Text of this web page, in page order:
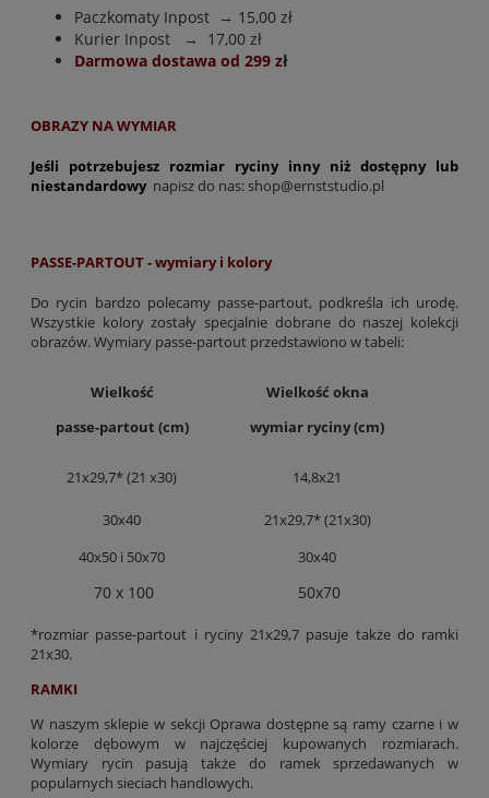
Paczkomaty Inpost → 15,00 zł
Kurier Inpost → 17,00 zł
Darmowa dostawa od 299 zł
OBRAZY NA WYMIAR
Jeśli potrzebujesz rozmiar ryciny inny niż dostępny lub
niestandardowy napisz do nas:shop@ernststudio.pl
PASSE-PARTOUT - wymiary i kolory
Do rycin bardzo polecamy passe-partout, podkreśla ich urodę.
Wszystkie kolory zostały specjalnie dobrane do naszej kolekcji
obrazów. Wymiary passe-partout przedstawiono w tabeli:
Wielkość
passe-partout (cm)
Wielkość okna
wymiar ryciny (cm)
21x29,7* (21 x30) 14,8x21
30x40
21x29,7* (21x30)
40x50 i 50x70
30x40
70 x 100 50x70
*rozmiar passe-partout i ryciny 21x29,7 pasuje także do ramki
21x30.
RAMKI
W naszym sklepie w sekcji Oprawa dostępne są ramy czarne i w
kolorze dębowym w najczęściej kupowanych rozmiarach.
Wymiary rycin pasują także do ramek sprzedawanych w
popularnych sieciach handlowych.